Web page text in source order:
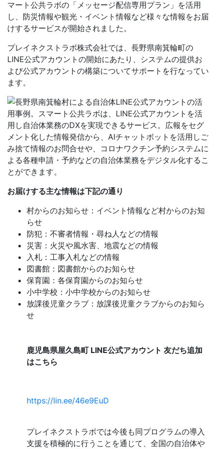
マート公共ラボの「メッセージ配信専用プラン」を活用
し、防災情報や観光・イベント情報など様々な情報をお届
けするサービスが開始されました。
プレイネクストラボ株式会社では、長野県南箕輪町の
LINE公式アカウントの開始にあたり、システムの提供お
よび公式アカウントの構築についてサポートを行なってい
ます。
お届けする主な情報は下記の通り
村からのお知らせ：イベント情報など村からのお知
らせ
防犯：不審者情報・尋ね人などの情報
災害：火災や風水害、地震などの情報
入札：工事入札などの情報
図書館：図書館からのお知らせ
保育園：各保育園からのお知らせ
小中学校：小中学校からのお知らせ
放課後児童クラブ：放課後児童クラブからのお知ら
せ
鹿児島県屋久島町 LINE公式アカウント 友だち追加
はこちら
https://lin.ee/46e9EuD
プレイネクストラボでは今後も同プログラムの導入
支援を積極的に行うことを通じて、全国の自治体や